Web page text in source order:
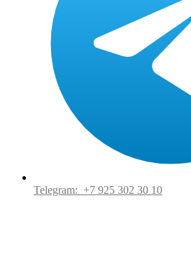
Telegram: +7 925 302 30 10